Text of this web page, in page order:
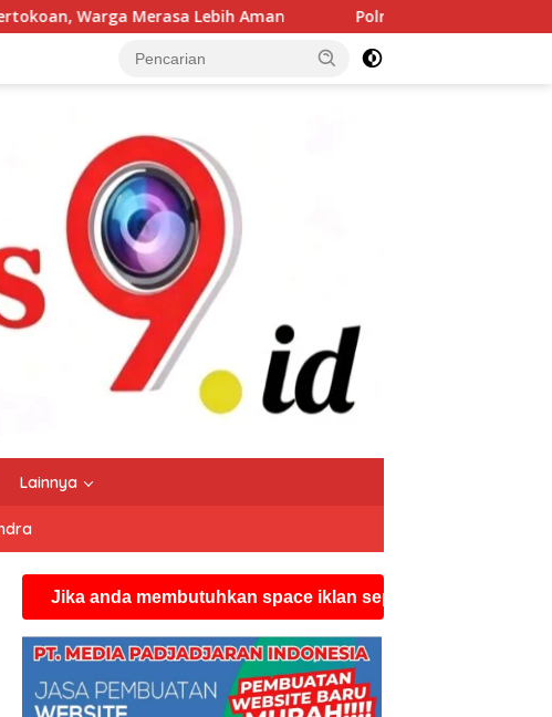
Aman Polres Jombang Gelar Apel Siaga Bencana,
Lainnya
anda membutuhkan space iklan seperti ini silahkan hubungi